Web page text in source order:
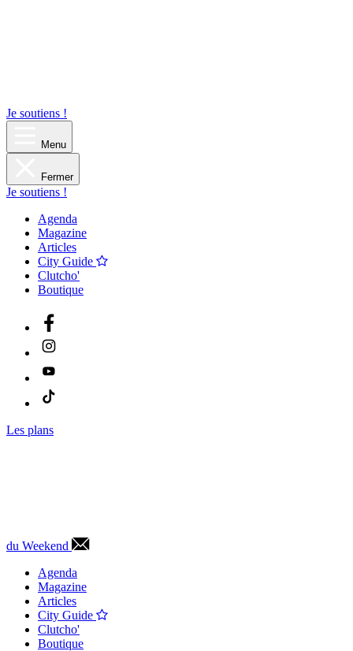
Je soutiens !
Menu
Fermer
Je soutiens !
Agenda
Magazine
Articles
City Guide
Clutcho'
Boutique
Les plans
du Weekend
Agenda
Magazine
Articles
City Guide
Clutcho'
Boutique